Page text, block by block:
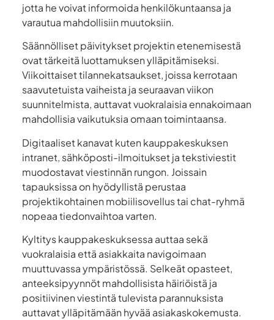
jotta he voivat informoida henkilökuntaansa ja
varautua mahdollisiin muutoksiin.
Säännölliset päivitykset projektin etenemisestä
ovat tärkeitä luottamuksen ylläpitämiseksi.
Viikoittaiset tilannekatsaukset, joissa kerrotaan
saavutetuista vaiheista ja seuraavan viikon
suunnitelmista, auttavat vuokralaisia ennakoimaan
mahdollisia vaikutuksia omaan toimintaansa.
Digitaaliset kanavat kuten kauppakeskuksen
intranet, sähköposti-ilmoitukset ja tekstiviestit
muodostavat viestinnän rungon. Joissain
tapauksissa on hyödyllistä perustaa
projektikohtainen mobiilisovellus tai chat-ryhmä
nopeaa tiedonvaihtoa varten.
Kyltitys kauppakeskuksessa auttaa sekä
vuokralaisia että asiakkaita navigoimaan
muuttuvassa ympäristössä. Selkeät opasteet,
anteeksipyynnöt mahdollisista häiriöistä ja
positiivinen viestintä tulevista parannuksista
auttavat ylläpitämään hyvää asiakaskokemusta.